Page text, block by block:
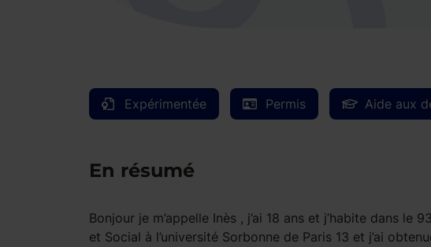
Expérimentée Permis Aide aux
En résumé
Bonjour je m’appelle Inès , j’ai 18 ans et j’habite dans
et Social à l’université Sorbonne de Paris 13 et j’ai